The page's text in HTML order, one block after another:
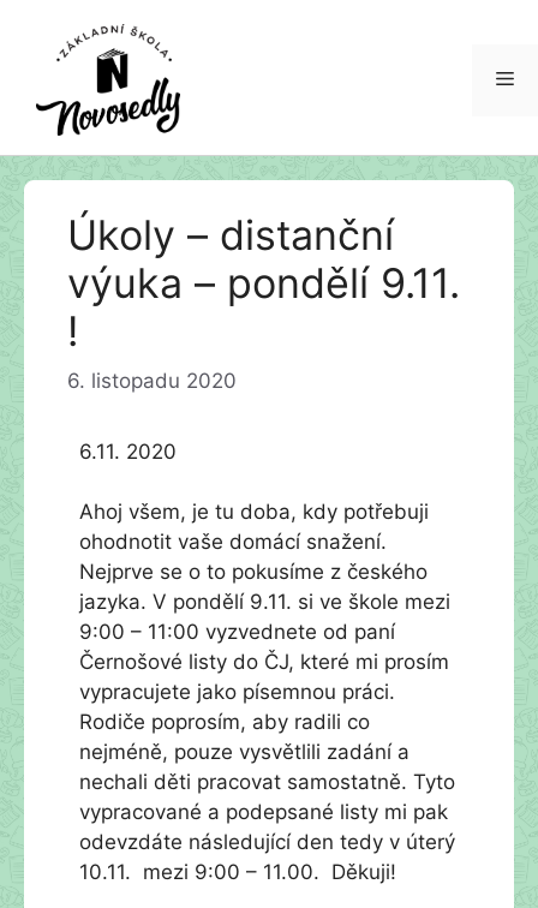
Přeskočit
Úkoly – distanční
výuka – pondělí 9.11.
!
6. listopadu 2020
6.11. 2020
Ahoj všem, je tu doba, kdy potřebuji
ohodnotit vaše domácí snažení.
Nejprve se o to pokusíme z českého
jazyka. V pondělí 9.11. si ve škole mezi
9:00 – 11:00 vyzvednete od paní
Černošové listy do ČJ, které mi prosím
vypracujete jako písemnou práci.
Rodiče poprosím, aby radili co
nejméně, pouze vysvětlili zadání a
nechali děti pracovat samostatně. Tyto
vypracované a podepsané listy mi pak
odevzdáte následující den tedy v úterý
10.11. mezi 9:00 – 11.00. Děkuji!